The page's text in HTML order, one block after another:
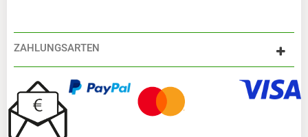
ZAHLUNGSARTEN